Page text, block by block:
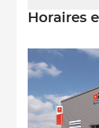
Horaires